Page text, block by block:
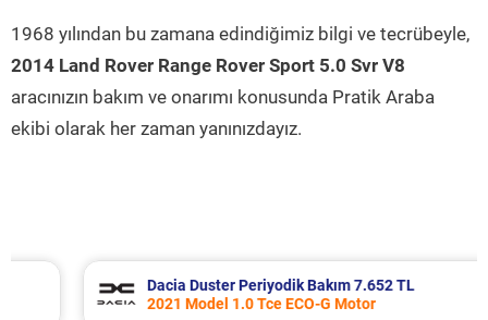
1968 yılından bu zamana edindiğimiz bilgi ve tecrübeyle,
2014 Land Rover Range Rover Sport 5.0 Svr V8
aracınızın bakım ve onarımı konusunda Pratik Araba
ekibi olarak her zaman yanınızdayız.
Dacia Duster Periyodik Bakım 7.652 TL
2021 Model 1.0 Tce ECO-G Motor